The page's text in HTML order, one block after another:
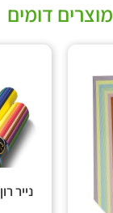
מוצרים דומים
נייר רון 70X100 ארוז 250